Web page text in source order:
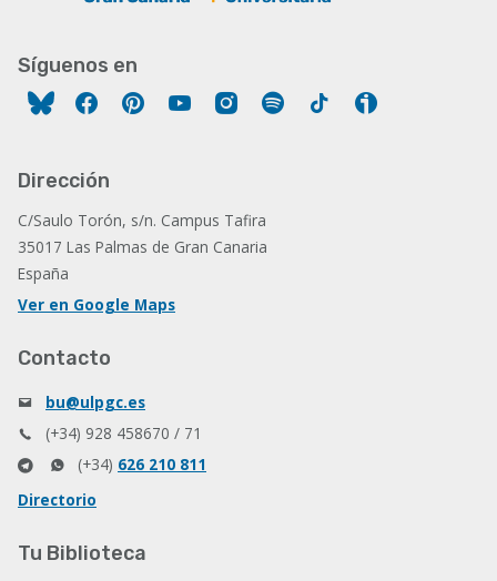
Síguenos en
FacebookPinterestYouTubeInstagram
Spotify Tiktok
Dirección
C/Saulo Torón, s/n. Campus Tafira
35017 Las Palmas de Gran Canaria
España
Ver en Google Maps
Contacto
bu@ulpgc.es
(+34) 928 458670 / 71
(+34) 626 210 811
Directorio
Tu Biblioteca